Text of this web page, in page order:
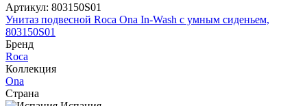
Артикул: 803150S01
Унитаз подвесной Roca Ona In-Wash с умным сиденьем,
803150S01
Бренд
Roca
Коллекция
Ona
Страна